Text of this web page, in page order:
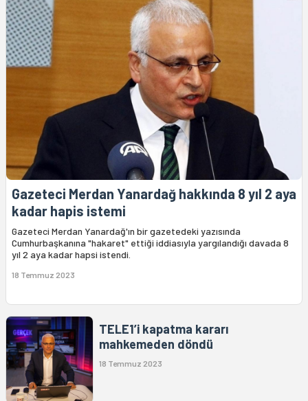
Gazeteci Merdan Yanardağ hakkında 8 yıl 2 aya
kadar hapis istemi
Gazeteci Merdan Yanardağ'ın bir gazetedeki yazısında
Cumhurbaşkanına "hakaret" ettiği iddiasıyla yargılandığı davada 8
yıl 2 aya kadar hapsi istendi.
18 Temmuz 2023
TELE1’i kapatma kararı
mahkemeden döndü
18 Temmuz 2023